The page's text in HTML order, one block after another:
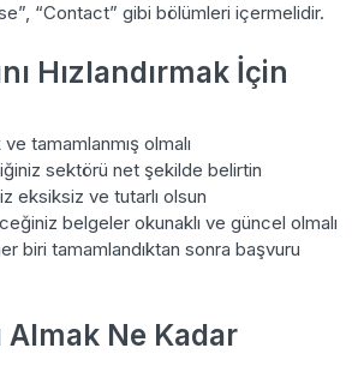
“Contact” gibi bölümleri içermelidir.
Hızlandırmak İçin
tamamlanmış olmalı
sektörü net şekilde belirtin
eksiksiz ve tutarlı olsun
belgeler okunaklı ve güncel olmalı
biri tamamlandıktan sonra başvuru
Almak Ne Kadar